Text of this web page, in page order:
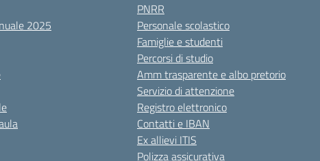
2025
PNRR
Personale scolastico
Famiglie e studenti
Percorsi di studio
Amm trasparente e albo pretorio
Servizio di attenzione
Registro elettronico
Contatti e IBAN
Ex allievi ITIS
Polizza assicurativa